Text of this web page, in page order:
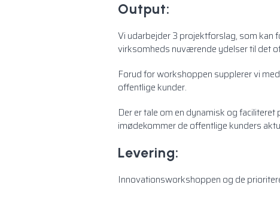
Output:
Vi udarbejder 3 projektforslag, som kan
virksomheds nuværende ydelser til det
Forud for workshoppen supplerer vi
offentlige kunder.
Der er tale om en dynamisk og
imødekommer de offentlige kunders
Levering:
Innovationsworkshoppen og de